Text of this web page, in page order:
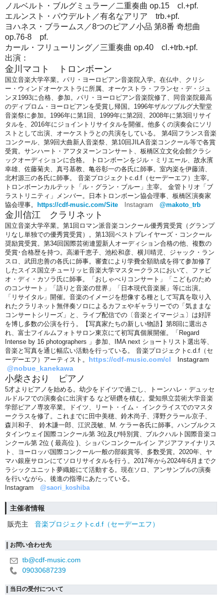
ノルベルト・ブルグミュラー／二重奏曲 op.15 cl.+pf.
エルンスト・パウデルト／有名なアリア trb.+pf.
ヨハネス・ブラームス／8つのピアノ小品 第8番 奇想曲
op.76-8 pf.
カール・フリューリング／三重奏曲 op.40 cl.+trb.+pf.
出演：
金川マコト トロンボーン
国立音楽大学卒業。パリ・ヨーロピアン音楽院入学。在仏中、クリシ
ー・ウィンドオーケストラに所属、オーケストラ・フランセ・デ・ジュ
ンヌ1993に合格、参加。パリ・ヨーロピアン音楽院修了、同音楽院最高
のディプロム・ヨーロピアンを受賞し帰国。1996年ザルツブルグ大聖堂
音楽祭に参加。1996年に第1回、1999年に第2回、2008年に第3回リサイ
タルを、2016年にジョイントリサイタルを開催。他多くの演奏会にソリ
ストとして出演、オーケストラとの共演をしている。 第4回フランス音楽
コンクール、第9回大曲新人音楽祭、第10回JILA音楽コンクール等で各賞
受賞。サンハート・アフタヌーンコンサート、板橋区立文化会館クラシ
ックオーディションに合格。 トロンボーンをジル・ミリエール、故永濱
幸雄、佐藤菊夫、真弓基教、亀谷彰一の各氏に師事。室内楽を伊藤清、
北村源三の各氏に師事。 音楽プロジェクトc.d.f（セーデーエフ）主宰。
トロンボーンカルテット「ル・グラン・ブルー」主宰。 金管トリオ「ブ
ラストリニティ」メンバー。日本トロンボーン協会理事、板橋区演奏家
協会理事。
https://cdf-music.com/Site Instagram @makoto_trb
金川信江 クラリネット
国立音楽大学卒業。第1回ロマン派音楽コンクール優秀賞受賞（グランプ
リなし単独での優秀賞受賞）。第13回ベストプレイヤーズ・コンクール
奨励賞受賞。第34回国際芸術連盟新人オーディション合格の他、複数の
受賞･合格歴を持つ。高瀬千恵子、池松和彦、横川晴児、ジャック・ラン
スロ、武田忠善の各氏に師事。審査により学費全額助成を得て参加修了
したスイス国立チューリッヒ音楽大学マスタークラスにおいて、ファビ
オ・ディ・カソラ氏に師事。「おしゃべりコンサート」「こどものため
のコンサート」「語りと音楽の世界」「日本現代音楽展」等に出演。
「リサイタル」開催。音楽のイメージを想像する種として写真を取り入
れたクラリネット無伴奏ソロによるカフェやギャラリーでの「気ままな
コンサートシリーズ」と、ライブ配信での〔音楽とイマージュ〕は好評
を博し多数の公演を行う。【写真家たちの新しい物語】第8回に選出さ
れ、富士フイルムフォトサロン東京にて初写真個展開催。「Regard
Intense by 16 photographers 」参加、IMA next ショートリスト選出等、
音楽と写真を通じ幅広い活動を行っている。 音楽プロジェクトc.d.f（セ
ーデーエフ）アーティスト。 https://cdf-music.com/cl
Instagram
@nobue_kanekawa
小柴さおり ピアノ
5才よりピアノを始める。幼少をドイツで過ごし、トーンハレ・デュッセ
ルドルフでの演奏会に出演する など研鑽を積む。愛知県立芸術大学音楽
学部ピアノ専攻卒業。ドイツ、リート・イム・ インクライスでのマスタ
ークラスを修了。これまでに田中美穂、鈴木尚子、澤野クラール京子、
森川和子、 鈴木謙一郎、江沢茂敏、M. ケラー各氏に師事。ハンブルクス
タインウェイ国際コンクール第 3位及び特別賞、ブルクハルト国際音楽コ
ンクール第 2位 ( 最高位 )、ショパンコンクールイン アジアファイナリス
ト、ヨーロッパ国際コンクール一般の部銀賞等、多数受賞。2020年、ヤ
マハ銀座サロンにてソロリサイタルを行う。2017年から2024年6月までク
ラシックユニット夢織姫にて活動する。現在ソロ、アンサンブルの演奏
を行いながら、後進の指導にあたっている。
Instagram @saori_koshiba
主催者情報
販売主
音楽プロジェクトc.d.f（セーデーエフ）
お問い合わせ先
tb@cdf-music.com
09030687239
当日の受付について